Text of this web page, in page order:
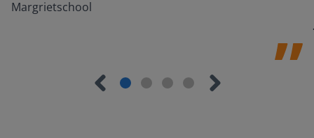
Margrietschool